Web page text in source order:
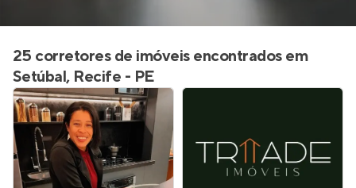
25 corretores de imóveis encontrados em
Setúbal, Recife - PE